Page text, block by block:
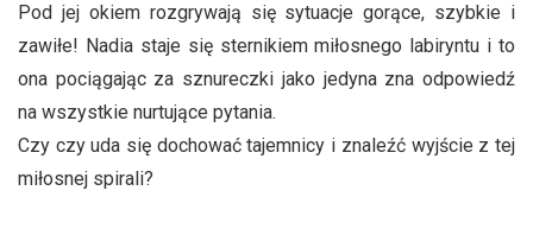
Pod jej okiem rozgrywają się sytuacje gorące, szybkie i
zawiłe! Nadia staje się sternikiem miłosnego labiryntu i to
ona pociągając za sznureczki jako jedyna zna odpowiedź
na wszystkie nurtujące pytania.
Czy czy uda się dochować tajemnicy i znaleźć wyjście z tej
miłosnej spirali?